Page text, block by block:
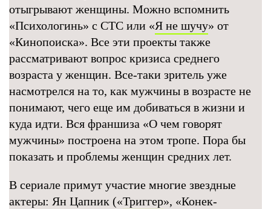
отыгрывают женщины. Можно вспомнить
«Психологинь» с СТС или «Я не шучу» от
«Кинопоиска». Все эти проекты также
рассматривают вопрос кризиса среднего
возраста у женщин. Все-таки зритель уже
насмотрелся на то, как мужчины в возрасте не
понимают, чего еще им добиваться в жизни и
куда идти. Вся франшиза «О чем говорят
мужчины» построена на этом тропе. Пора бы
показать и проблемы женщин средних лет.
В сериале примут участие многие звездные
актеры: Ян Цапник («Триггер», «Конек-